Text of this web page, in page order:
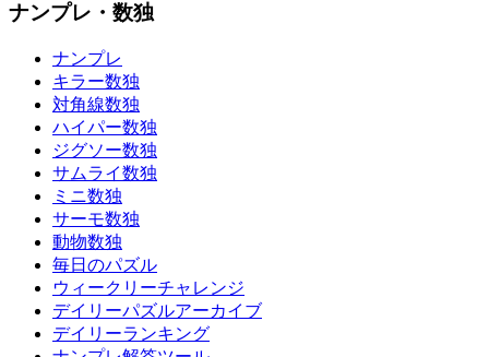
ナンプレ・数独
ナンプレ
キラー数独
対角線数独
ハイパー数独
ジグソー数独
サムライ数独
ミニ数独
サーモ数独
動物数独
毎日のパズル
ウィークリーチャレンジ
デイリーパズルアーカイブ
デイリーランキング